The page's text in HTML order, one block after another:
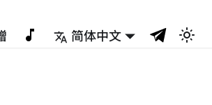
简体中文